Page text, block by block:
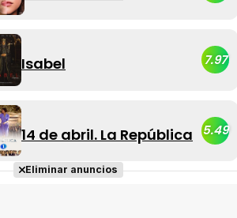
Isabel 7.97
14 de abril. La República 5.49
Eliminar anuncios